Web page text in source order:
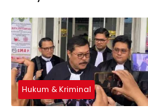
Hukum & Kriminal